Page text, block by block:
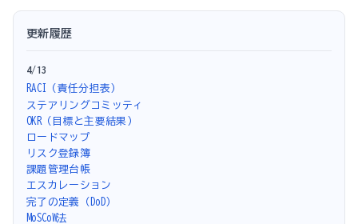
更新履歴
4/13
RACI（責任分担表）
ステアリングコミッティ
OKR（目標と主要結果）
ロードマップ
リスク登録簿
課題管理台帳
エスカレーション
完了の定義（DoD）
MoSCoW法